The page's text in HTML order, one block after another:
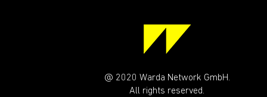
@ 2020 Warda Network GmbH.
All rights reserved.